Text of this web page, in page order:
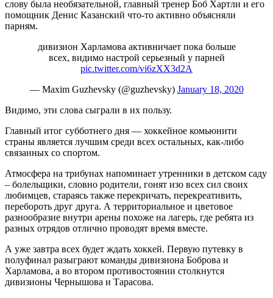
слову была необязательной, главный тренер Боб Хартли и его
помощник Денис Казанский что-то активно объясняли
парням.
дивизион Харламова активничает пока больше
всех, видимо настрой серьезный у парней
pic.twitter.com/vi6zXX3d2A
— Мaxim Guzhevsky (@guzhevsky) January 18, 2020
Видимо, эти слова сыграли в их пользу.
Главный итог субботнего дня — хоккейное комьюнити
страны является лучшим среди всех остальных, как-либо
связанных со спортом.
Атмосфера на трибунах напоминает утренники в детском саду
– болельщики, словно родители, гонят изо всех сил своих
любимцев, стараясь также перекричать, перекреативить,
перебороть друг друга. А территориальное и цветовое
разнообразие внутри арены похоже на лагерь, где ребята из
разных отрядов отлично проводят время вместе.
А уже завтра всех будет ждать хоккей. Первую путевку в
полуфинал разыграют команды дивизиона Боброва и
Харламова, а во втором противостоянии столкнутся
дивизионы Чернышова и Тарасова.